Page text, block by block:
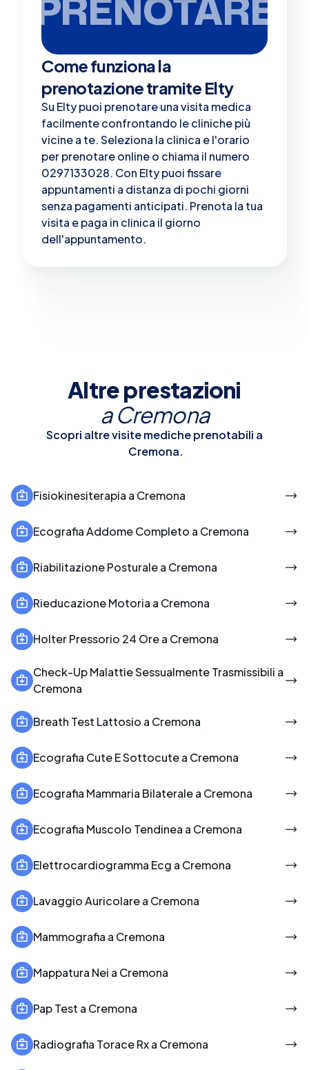
Come funziona la
prenotazione tramite Elty
Su Elty puoi prenotare una visita medica
facilmente confrontando le cliniche più
vicine a te. Seleziona la clinica e l'orario
per prenotare online o chiama il numero
0297133028. Con Elty puoi fissare
appuntamenti a distanza di pochi giorni
senza pagamenti anticipati. Prenota la tua
visita e paga in clinica il giorno
dell'appuntamento.
Altre prestazioni
aCremona
Scopri altre visite mediche prenotabili a
Cremona.
Fisiokinesiterapia a Cremona
Ecografia Addome Completo a Cremona
Riabilitazione Posturale a Cremona
Rieducazione Motoria a Cremona
Holter Pressorio 24 Ore a Cremona
Check-Up Malattie Sessualmente Trasmissibili a
Cremona
Breath Test Lattosio a Cremona
Ecografia Cute E Sottocute a Cremona
Ecografia Mammaria Bilaterale a Cremona
Ecografia Muscolo Tendinea a Cremona
Elettrocardiogramma Ecg a Cremona
Lavaggio Auricolare a Cremona
Mammografia a Cremona
Mappatura Nei a Cremona
Pap Test a Cremona
Radiografia Torace Rx a Cremona